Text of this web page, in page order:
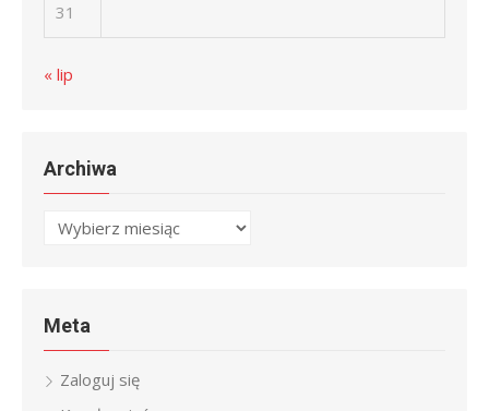
31
« lip
Archiwa
Archiwa
Meta
Zaloguj się